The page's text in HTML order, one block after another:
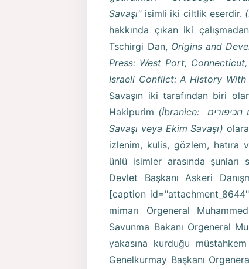
Savaşı"isimli iki ciltlik eserdir.
hakkında çıkan iki
Tschirgi Dan, Origins and
Press: West Port,
Israeli Conflict: A History
Savaşın iki tarafından biri
Hakipurim
הכיפורים
Savaşı veya Ekim Savaşı)
izlenim, kulis, gözlem, hatıra
ünlü isimler arasında şunları
Devlet Başkanı Askeri
[caption
mimarı Orgeneral
Savunma Bakanı Orgeneral
yakasına kurduğu
Genelkurmay Başkanı